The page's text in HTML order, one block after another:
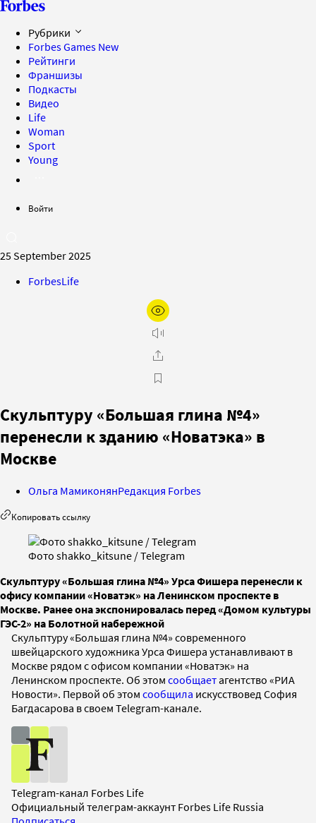
Рубрики
Forbes Games New
Рейтинги
Франшизы
Подкасты
Видео
Life
Woman
Sport
Young
Войти
25 September 2025
ForbesLife
Скульптуру «Большая глина №4»
перенесли к зданию «Новатэка» в
Москве
Ольга МамиконянРедакция Forbes
Копировать ссылку
Фото shakko_kitsune / Telegram
Скульптуру «Большая глина №4» Урса Фишера перенесли к
офису компании «Новатэк» на Ленинском проспекте в
Москве. Ранее она экспонировалась перед «Домом культуры
ГЭС-2» на Болотной набережной
Скульптуру «Большая глина №4» современного
швейцарского художника Урса Фишера устанавливают в
Москве рядом с офисом компании «Новатэк» на
Ленинском проспекте. Об этом сообщаетагентство «РИА
Новости». Первой об этом сообщила искусствовед София
Багдасарова в своем Telegram-канале.
Telegram-канал Forbes Life
Официальный телеграм-аккаунт Forbes Life Russia